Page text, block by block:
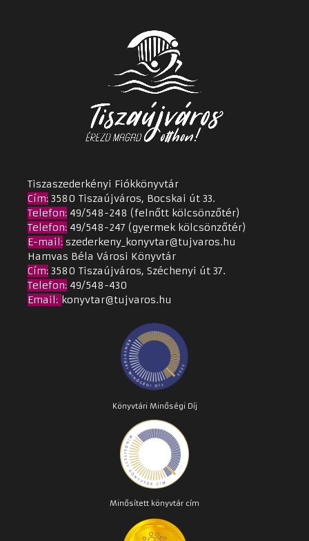
Tiszaszederkényi Fiókkönyvtár
Cím: 3580 Tiszaújváros, Bocskai út 33.
Telefon: 49/548-248 (felnőtt kölcsönzőtér)
Telefon: 49/548-247 (gyermek kölcsönzőtér)
E-mail: szederkeny_konyvtar@tujvaros.hu
Hamvas Béla Városi Könyvtár
Cím: 3580 Tiszaújváros, Széchenyi út 37.
Telefon: 49/548-430
Email: konyvtar@tujvaros.hu
Könyvtári Minőségi Díj
Minősített könyvtár cím